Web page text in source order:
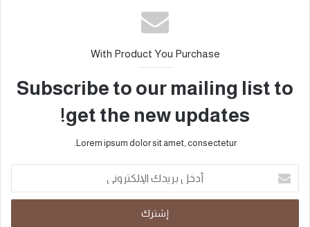
With Product You Purchase
Subscribe to our mailing list to
get the new updates!
Lorem ipsum dolor sit amet, consectetur.